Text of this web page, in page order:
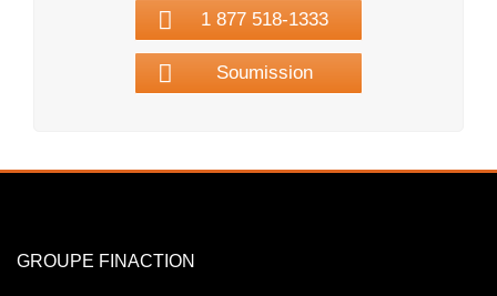
1 877 518-1333
Soumission
GROUPE FINACTION